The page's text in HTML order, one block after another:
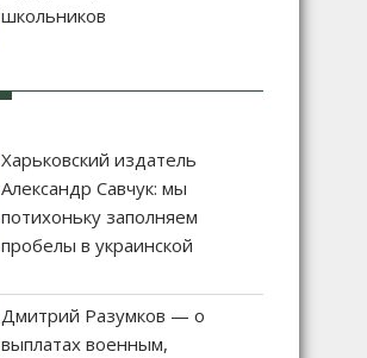
школьников
Харьковский издатель
Александр Савчук: мы
потихоньку заполняем
пробелы в украинской
Дмитрий Разумков — о
выплатах военным,